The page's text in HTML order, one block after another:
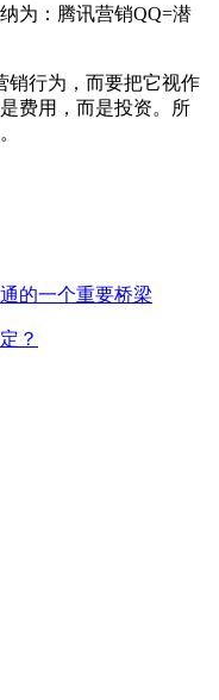
为：腾讯营销QQ=潜
行为，而要把它视作
费用，而是投资。所
的一个重要桥梁
？